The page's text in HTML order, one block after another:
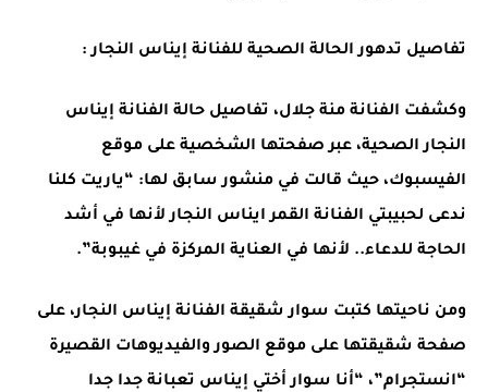
تفاصيل تدهور الحالة الصحية للفنانة إيناس النجار :
وكشفت الفنانة منة جلال، تفاصيل حالة الفنانة إيناس
النجار الصحية، عبر صفحتها الشخصية على موقع
الفيسبوك، حيث قالت في منشور سابق لها: “ياريت كلنا
ندعى لحبيبتي الفنانة القمر ايناس النجار لأنها في أشد
الحاجة للدعاء.. لأنها في العناية المركزة في غيبوبة”.
ومن ناحيتها كتبت سوار شقيقة الفنانة إيناس النجار، على
صفحة شقيقتها على موقع الصور والفيديوهات القصيرة
“انستجرام”، “أنا سوار أختي إيناس تعبانة جدا جدا